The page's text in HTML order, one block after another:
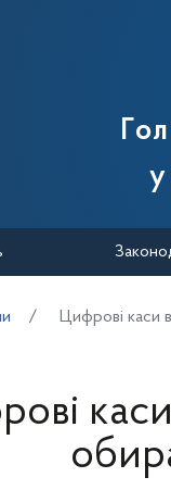
Цифрові каси